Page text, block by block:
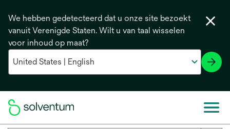
We hebben gedetecteerd dat u onze site bezoekt
vanuit Verenigde Staten. Wilt u van taal wisselen
voor inhoud op maat?